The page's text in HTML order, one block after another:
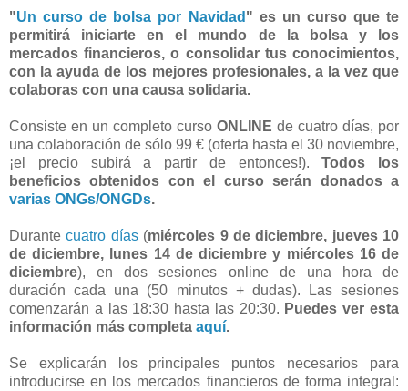
"Un curso de bolsa por Navidad " es un curso que te
permitirá iniciarte en el mundo de la bolsa y los
mercados financieros, o consolidar tus conocimientos,
con la ayuda de los mejores profesionales, a la vez que
colaboras con una causa solidaria.
Consiste en un completo curso ONLINE de cuatro días, por
una colaboración de sólo 99 € (oferta hasta el 30 noviembre,
¡el precio subirá a partir de entonces!). ​Todos los
beneficios obtenidos con el curso serán donados a
varias ONGs/ONGDs.
Durantecuatro días(miércoles 9 de diciembre, jueves 10
de diciembre, lunes 14 de diciembre y miércoles 16 de
diciembre), en dos sesiones online de una hora de
duración cada una (50 minutos + dudas). Las sesiones
comenzarán a las 18:30 hasta las 20:30. Puedes ver esta
información más completa aquí.
Se explicarán los principales puntos necesarios para
introducirse en los mercados financieros de forma integral: